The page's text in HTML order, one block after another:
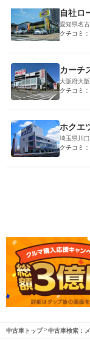
自社ロ
愛知県名
クチコミ：
カーチ
大阪府大
クチコミ：
ホクエ
埼玉県川
クチコミ：
中古車トップ 中古車検索：